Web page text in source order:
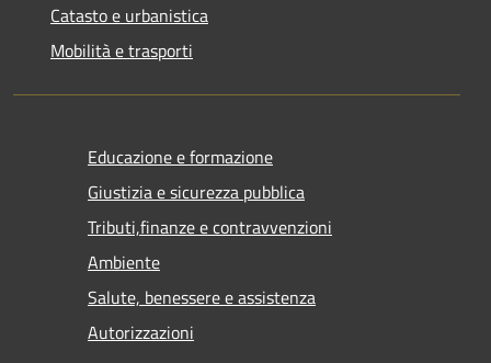
Catasto e urbanistica
Mobilità e trasporti
Educazione e formazione
Giustizia e sicurezza pubblica
Tributi,finanze e contravvenzioni
Ambiente
Salute, benessere e assistenza
Autorizzazioni